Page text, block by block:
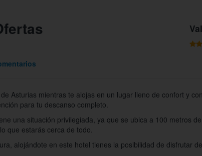
Asturias mientras te alojas en un lugar lleno de confort y
para tu descanso completo.
una situación privilegiada, ya que se ubica a 100 metros
que estarás cerca de todo.
alojándote en este hotel tienes la posibilidad de disfrutar